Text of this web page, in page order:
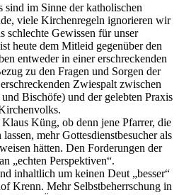
sind im Sinne der katholischen
viele Kirchenregeln ignorieren wir
schlechte Gewissen für unser
heute dem Mitleid gegenüber den
entweder in einer erschreckenden
zu den Fragen und Sorgen der
Zwiespalt zwischen
Bischöfe) und der gelebten Praxis
Küng, ob denn jene Pfarrer, die
mehr Gottesdienstbesucher als
hätten. Den Forderungen der
„echten Perspektiven“.
inhaltlich um keinen Deut „besser“
Krenn. Mehr Selbstbeherrschung in